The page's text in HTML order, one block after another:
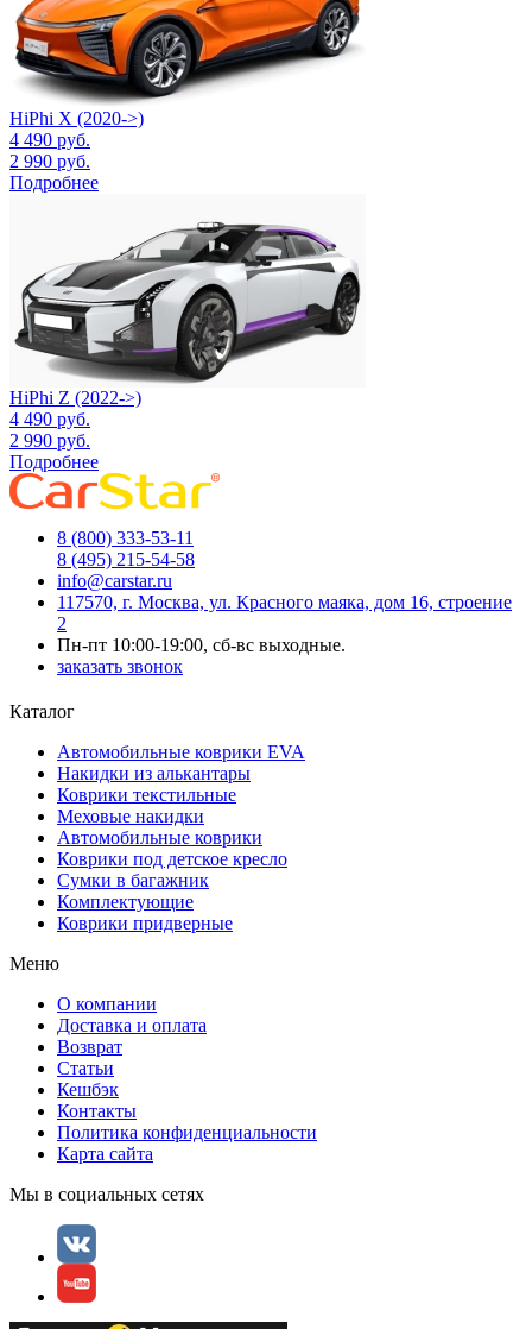
HiPhi X (2020->)
4 490 руб.
2 990 руб.
Подробнее
HiPhi Z (2022->)
4 490 руб.
2 990 руб.
Подробнее
8 (800) 333-53-11
8 (495) 215-54-58
info@carstar.ru
117570, г. Москва, ул. Красного маяка, дом 16, строение
2
Пн-пт 10:00-19:00, сб-вс выходные.
заказать звонок
Каталог
Автомобильные коврики EVA
Накидки из алькантары
Коврики текстильные
Меховые накидки
Автомобильные коврики
Коврики под детское кресло
Сумки в багажник
Комплектующие
Коврики придверные
Меню
О компании
Доставка и оплата
Возврат
Статьи
Кешбэк
Контакты
Политика конфиденциальности
Карта сайта
Мы в социальных сетях